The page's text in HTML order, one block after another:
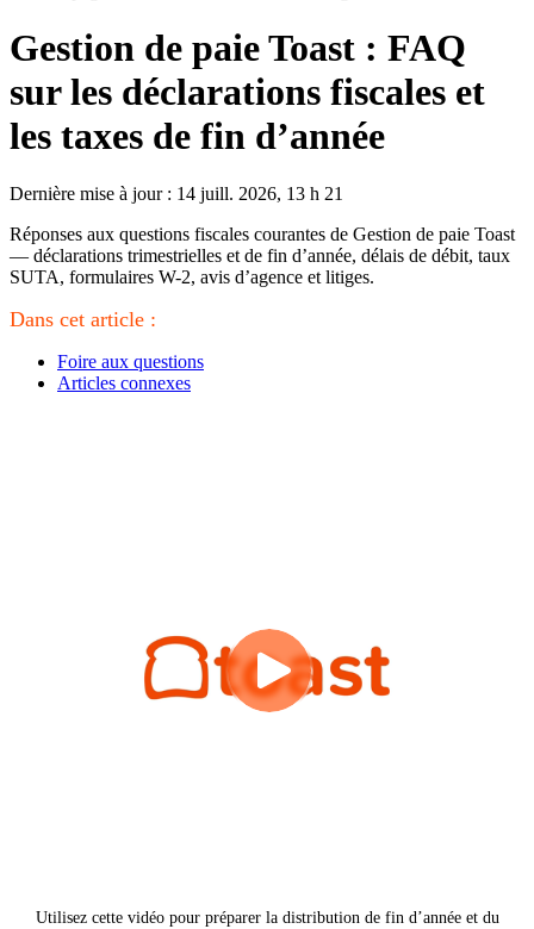
Gestion de paie Toast : FAQ
sur les déclarations fiscales et
les taxes de fin d’année
Dernière mise à jour : 14 juill. 2026, 13 h 21
Réponses aux questions fiscales courantes de Gestion de paie Toast
— déclarations trimestrielles et de fin d’année, délais de débit, taux
SUTA, formulaires W-2, avis d’agence et litiges.
Dans cet article :
Foire aux questions
Articles connexes
Utilisez cette vidéo pour préparer la distribution de fin d’année et du